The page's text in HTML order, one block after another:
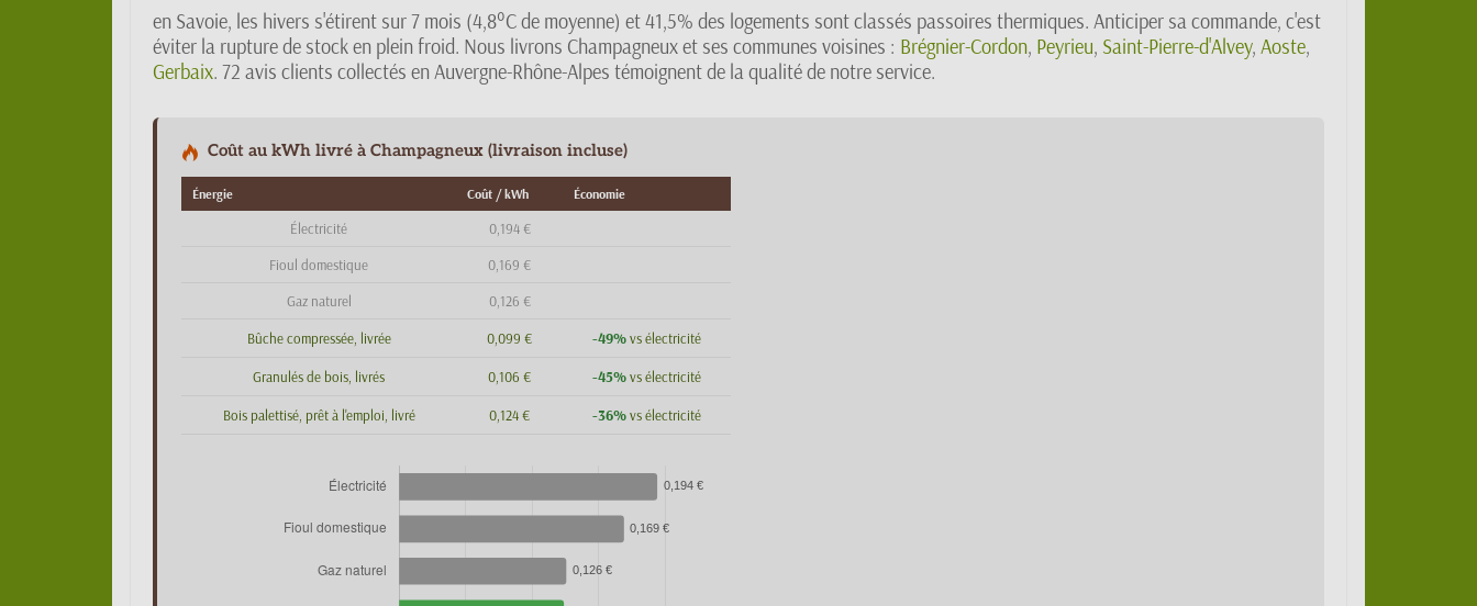
en Savoie, les hivers s'étirent sur 7 mois (4,8°C de moyenne) et 41,5% des logements sont classés passoires thermiques. Anticiper sa commande, c'est
éviter la rupture de stock en plein froid. Nous livrons Champagneux et ses communes voisines : Brégnier-Cordon, Peyrieu, Saint-Pierre-d'Alvey, Aoste,
Gerbaix. 72 avis clients collectés en Auvergne-Rhône-Alpes témoignent de la qualité de notre service.
Coût au kWh livré à Champagneux (livraison incluse)
Énergie Coût / kWh Économie
Électricité 0,194 €
Fioul domestique 0,169 €
Gaz naturel 0,126 €
Bûche compressée, livrée 0,099 € -49%vs électricité
Granulés de bois, livrés 0,106 € -45%vs électricité
Bois palettisé, prêt à l'emploi, livré 0,124 € -36%vs électricité